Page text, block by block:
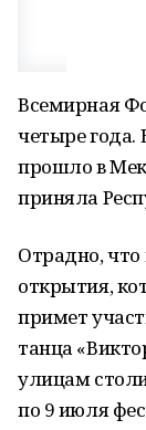
Всемирная
четыре года.
прошло в
приняла
Отрадно, что
открытия,
примет
танца
улицам
по 9 июля